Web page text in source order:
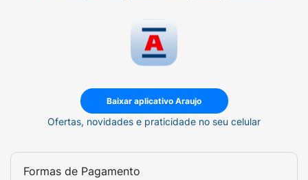
Baixar aplicativo Araujo
Ofertas, novidades e praticidade no seu celular
Formas de Pagamento